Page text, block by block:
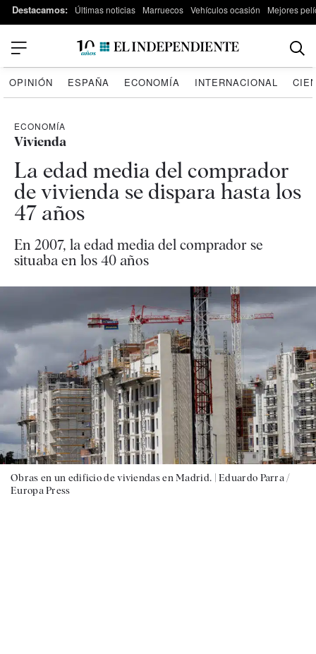
Destacamos: Últimas noticias Marruecos Vehículos ocasión Mejores
OPINIÓN ESPAÑA ECONOMÍA INTERNACIONAL
ECONOMÍA
Vivienda
La edad media del comprador
de vivienda se dispara hasta los
47 años
En 2007, la edad media del comprador se
situaba en los 40 años
Obras en un edificio de viviendas en Madrid. |Eduardo Parra /
Europa Press